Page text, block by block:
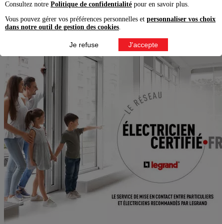
Installer un va-et-vient
Consultez notre Politique de confidentialité pour en savoir plus.
Vous pouvez gérer vos préférences personnelles et personnaliser vos choix
dans notre outil de gestion des cookies.
Je refuse J'accepte